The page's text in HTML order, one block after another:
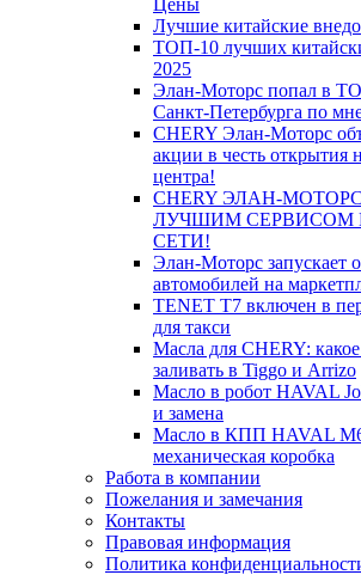
Цены
Лучшие китайские
ТОП-10 лучших
2025
Элан-Моторс попал в
Санкт-Петербурга по
CHERY Элан-Моторс
акции в честь открытия
центра!
CHERY ЭЛАН-
ЛУЧШИМ СЕРВИСОМ
СЕТИ!
Элан-Моторс запускает
автомобилей на
TENET T7 включен в
для такси
Масла для CHERY:
заливать в Tiggo и Arrizo
Масло в робот HAVAL
и замена
Масло в КПП HAVAL
механическая коробка
Работа в компании
Пожелания и замечания
Контакты
Правовая информация
Политика